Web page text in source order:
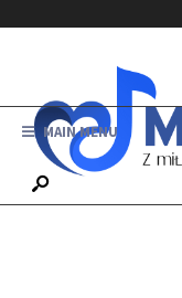
MAIN MENU